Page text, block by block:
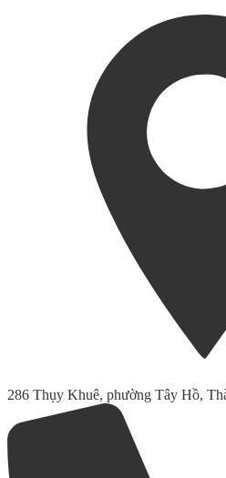
286 Thụy Khuê, phường Tây Hồ,